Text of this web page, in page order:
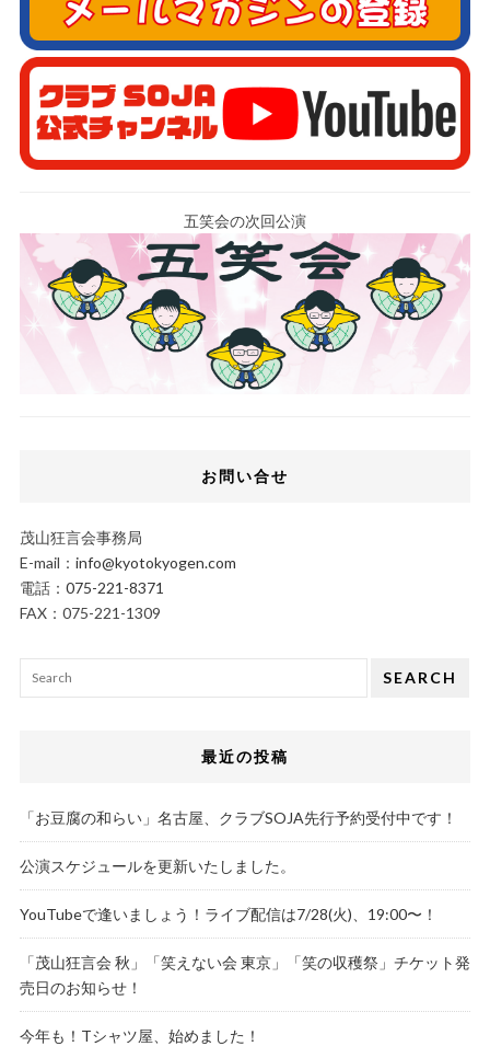
五笑会の次回公演
お問い合せ
茂山狂言会事務局
E-mail： info@kyotokyogen.com
電話： 075-221-8371
FAX：075-221-1309
SEARCH
最近の投稿
「お豆腐の和らい」名古屋、クラブSOJA先行予約受付中です！
公演スケジュールを更新いたしました。
YouTubeで逢いましょう！ライブ配信は7/28(火)、19:00〜！
「茂山狂言会 秋」「笑えない会 東京」「笑の収穫祭」チケット発
売日のお知らせ！
今年も！Tシャツ屋、始めました！